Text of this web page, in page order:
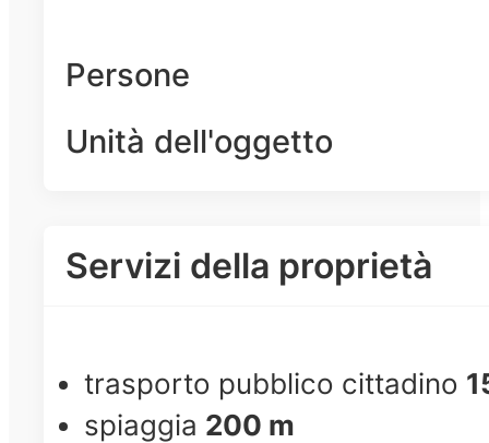
Persone
Unità dell'oggetto
Servizi della proprietà
trasporto pubblico cittadino
spiaggia 200 m